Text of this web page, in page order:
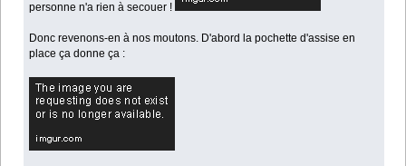
personne n'a rien à secouer !
Donc revenons-en à nos moutons. D'abord la pochette d'assise en
place ça donne ça :